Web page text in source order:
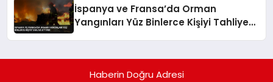
İspanya ve Fransa’da Orman
Yangınları Yüz Binlerce Kişiyi Tahliye
Haberin Doğru Adresi